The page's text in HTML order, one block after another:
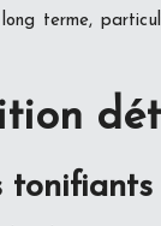
terme,